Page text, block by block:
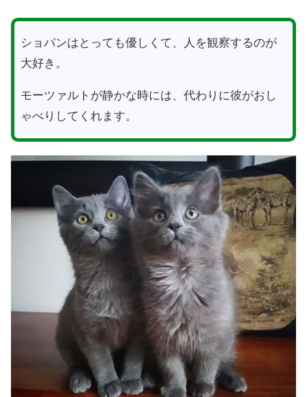
ショパンはとっても優しくて、人を観察するのが
大好き。
モーツァルトが静かな時には、代わりに彼がおし
ゃべりしてくれます。